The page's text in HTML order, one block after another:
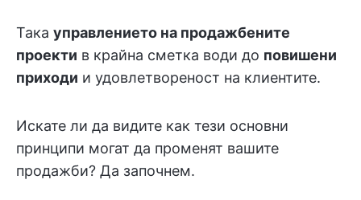
Така управлението на продажбените
проекти в крайна сметка води до повишени
приходи и удовлетвореност на клиентите.
Искате ли да видите как тези основни
принципи могат да променят вашите
продажби? Да започнем.